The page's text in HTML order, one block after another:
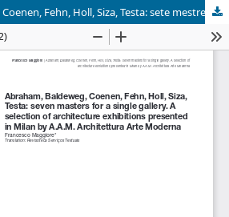
Abraham, Baldeweg, Coenen, Fehn, Holl, Siza, Testa: sete mestres por uma só galeria. Uma seleção de mostras de arquitetura apresentadas em Milão por A.A.M. Architettura Arte Moderna